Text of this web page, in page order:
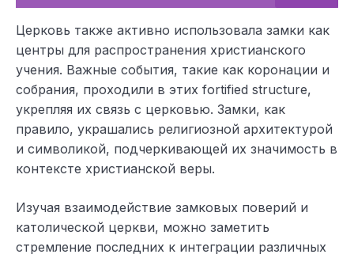
Церковь также активно использовала замки как
центры для распространения христианского
учения. Важные события, такие как коронации и
собрания, проходили в этих fortified structure,
укрепляя их связь с церковью. Замки, как
правило, украшались религиозной архитектурой
и символикой, подчеркивающей их значимость в
контексте христианской веры.
Изучая взаимодействие замковых поверий и
католической церкви, можно заметить
стремление последних к интеграции различных